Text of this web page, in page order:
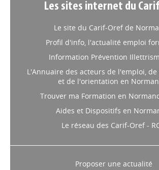
Les sites internet du
Le site du Carif-Oref de
Profil d'info, l'actualité emploi
Information Prévention
L'Annuaire des acteurs de l'emploi,
et de l'orientation en
Trouver ma Formation en
Aides et Dispositifs en
Le réseau des Carif-Oref -
Proposer une actualité